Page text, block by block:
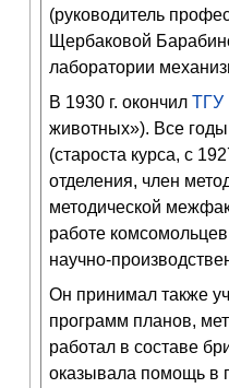
(руководитель
Щербаковой
лаборатории
В 1930 г. окончил ТГУ
животных»). Все
(староста курса, с
отделения, член
методической
работе
научно-
Он принимал также
программ планов,
работал в составе
оказывала помощь в